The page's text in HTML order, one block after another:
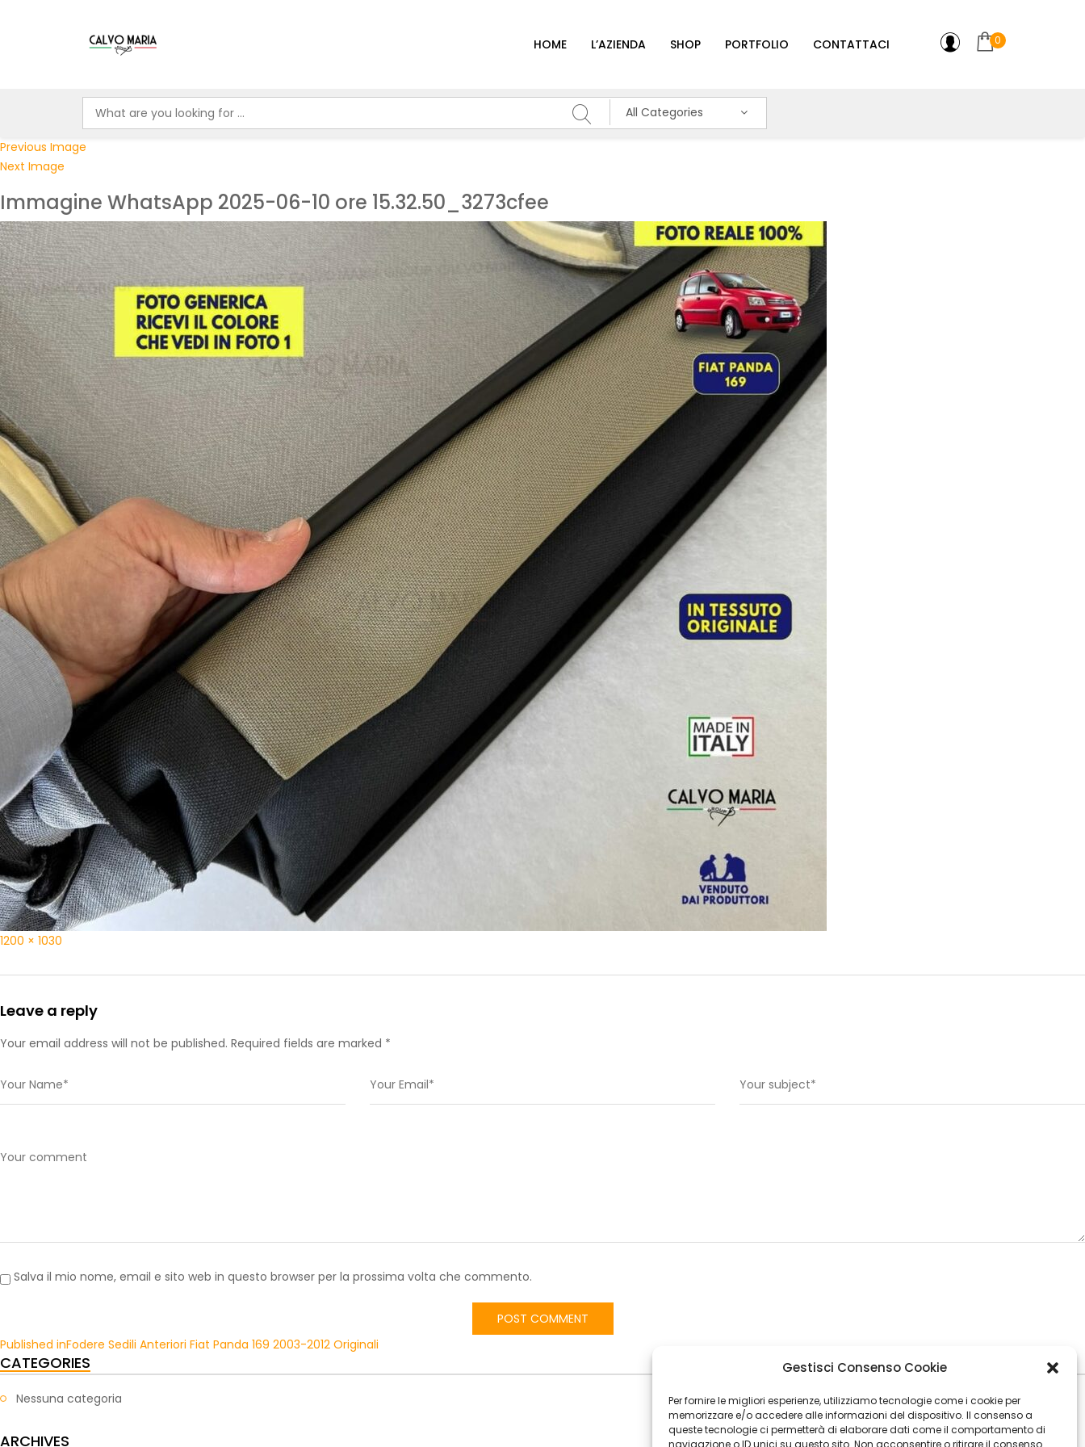
Gestisci Consenso Cookie
Per fornire le migliori esperienze, utilizziamo tecnologie come i cookie per
memorizzare e/o accedere alle informazioni del dispositivo. Il consenso a
queste tecnologie ci permetterà di elaborare dati come il comportamento di
navigazione o ID unici su questo sito. Non acconsentire o ritirare il consenso
HOME L’AZIENDA SHOP PORTFOLIO CONTATTACI 0
All Categories
Previous Image
Next Image
Immagine WhatsApp 2025-06-10 ore 15.32.50_3273cfee
1200 × 1030
Leave a reply
Your email address will not be published. Required fields are marked *
Salva il mio nome, email e sito web in questo browser per la prossima volta che commento.
Published inFodere Sedili Anteriori Fiat Panda 169 2003-2012 Originali
CATEGORIES
Nessuna categoria
ARCHIVES